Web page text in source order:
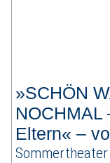
»SCHÖN
NOCHMAL
Eltern« –